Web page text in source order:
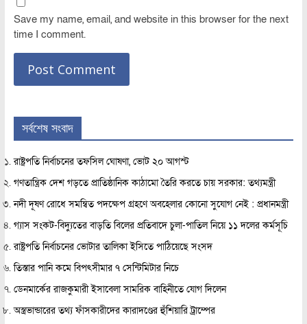
Save my name, email, and website in this browser for the next
time I comment.
সর্বশেষ সংবাদ
রাষ্ট্রপতি নির্বাচনের তফসিল ঘোষণা, ভোট ২০ আগস্ট
গণতান্ত্রিক দেশ গড়তে প্রাতিষ্ঠানিক কাঠামো তৈরি করতে চায় সরকার: তথ্যমন্ত্রী
নদী দূষণ রোধে সমন্বিত পদক্ষেপ গ্রহণে অবহেলার কোনো সুযোগ নেই : প্রধানমন্ত্রী
গ্যাস সংকট-বিদ্যুতের বাড়তি বিলের প্রতিবাদে চুলা-পাতিল নিয়ে ১১ দলের কর্মসূচি
রাষ্ট্রপতি নির্বাচনের ভোটার তালিকা ইসিতে পাঠিয়েছে সংসদ
তিস্তার পানি কমে বিপৎসীমার ৭ সেন্টিমিটার নিচে
ডেনমার্কের রাজকুমারী ইসাবেলা সামরিক বাহিনীতে যোগ দিলেন
অস্ত্রভান্ডারের তথ্য ফাঁসকারীদের কারাদণ্ডের হুঁশিয়ারি ট্রাম্পের